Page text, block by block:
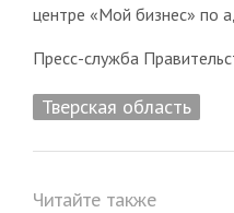
центре «Мой бизнес» по
Пресс-служба
Тверская область
Читайте также